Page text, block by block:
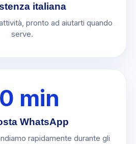
italiana
pronto ad aiutarti quando
serve.
min
WhatsApp
rapidamente durante gli